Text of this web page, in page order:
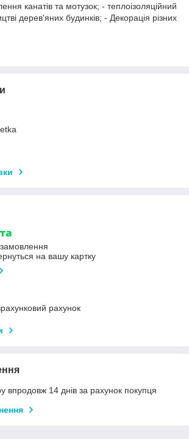
канатів та мотузок; - теплоізоляційний
дерев'яних будинків; - Декорація різних
на вашу картку
рахунок
впродовж 14 днів за рахунок покупця